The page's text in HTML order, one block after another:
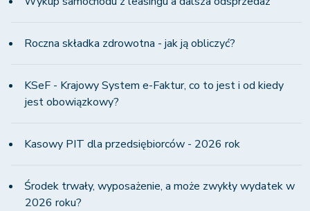
Roczna składka zdrowotna - jak ją obliczyć?
KSeF - Krajowy System e-Faktur, co to jest i od kiedy
jest obowiązkowy?
Kasowy PIT dla przedsiębiorców - 2026 rok
Środek trwały, wyposażenie, a może zwykły wydatek w
2026 roku?